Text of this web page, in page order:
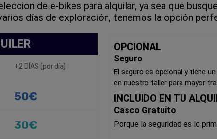
de e-bikes para alquilar, ya sea que
días de exploración, tenemos la opción
+2 DÍAS (por día)
50€
30€
OPCIONAL
Seguro
El seguro es opcional y tiene
en nuestro taller para mayor
INCLUIDO EN TU
Casco Gratuito
Porque la seguridad es lo